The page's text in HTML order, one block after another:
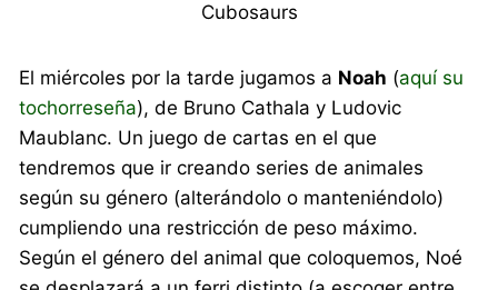
Cubosaurs
El miércoles por la tarde jugamos a Noah (aquí su
tochorreseña), de Bruno Cathala y Ludovic
Maublanc. Un juego de cartas en el que
tendremos que ir creando series de animales
según su género (alterándolo o manteniéndolo)
cumpliendo una restricción de peso máximo.
Según el género del animal que coloquemos, Noé